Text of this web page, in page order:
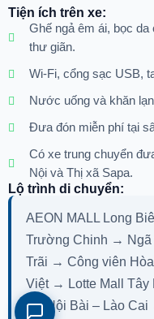
thoải mái, an toàn và tiện
Tiện ích trên xe:
thư giãn.
Wi-Fi, cổng sạc USB,
Nước uống và khăn
Đưa đón miễn phí tại
Có xe trung chuyển
Lộ trình di chuyển:
AEON MALL Long
Trường Chinh → Ngã
Trãi → Công viên
Việt → Lotte Mall